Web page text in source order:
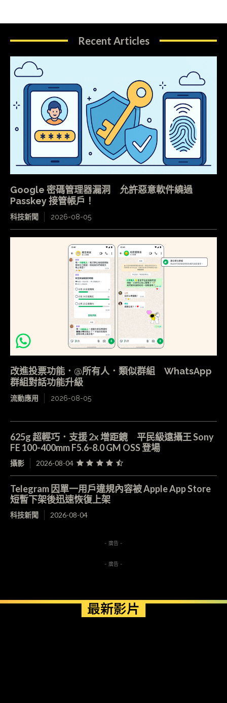
Recent Articles
Google 密碼管理器漏洞 允許惡意軟件繞過
Passkey 接管帳戶！
科技新聞 2026-08-05
改進投票功能．@所有人．類似群組 WhatsApp
群組對話功能升級
流動應用 2026-08-05
625g 超輕巧．支援 2x 增距鏡 平民級遠攝王 Sony
FE 100-400mm F5.6-8.0 GM OSS 登場
攝影 2026-08-04
Telegram 因單一用戶違規內容被 Apple App Store
短暫下架後迅速恢復上架
科技新聞 2026-08-04
- 廣告 -
- 廣告 -
最新影片